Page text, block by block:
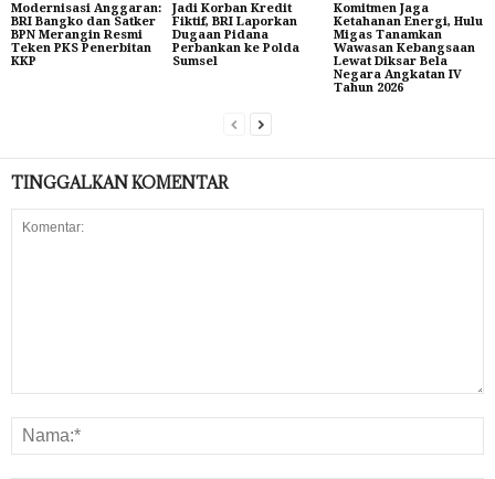
Modernisasi Anggaran:
BRI Bangko dan Satker
BPN Merangin Resmi
Teken PKS Penerbitan
KKP
Jadi Korban Kredit
Fiktif, BRI Laporkan
Dugaan Pidana
Perbankan ke Polda
Sumsel
Komitmen Jaga
Ketahanan Energi, Hulu
Migas Tanamkan
Wawasan Kebangsaan
Lewat Diksar Bela
Negara Angkatan IV
Tahun 2026
TINGGALKAN KOMENTAR